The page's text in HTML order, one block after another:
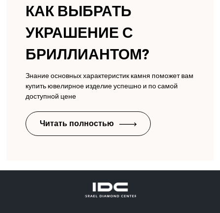
КАК ВЫБРАТЬ
УКРАШЕНИЕ С
БРИЛЛИАНТОМ?
Знание основных характеристик камня поможет вам
купить ювелирное изделие успешно и по самой
доступной цене
Читать полностью